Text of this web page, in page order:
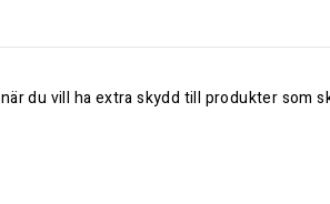
du vill ha extra skydd till produkter som